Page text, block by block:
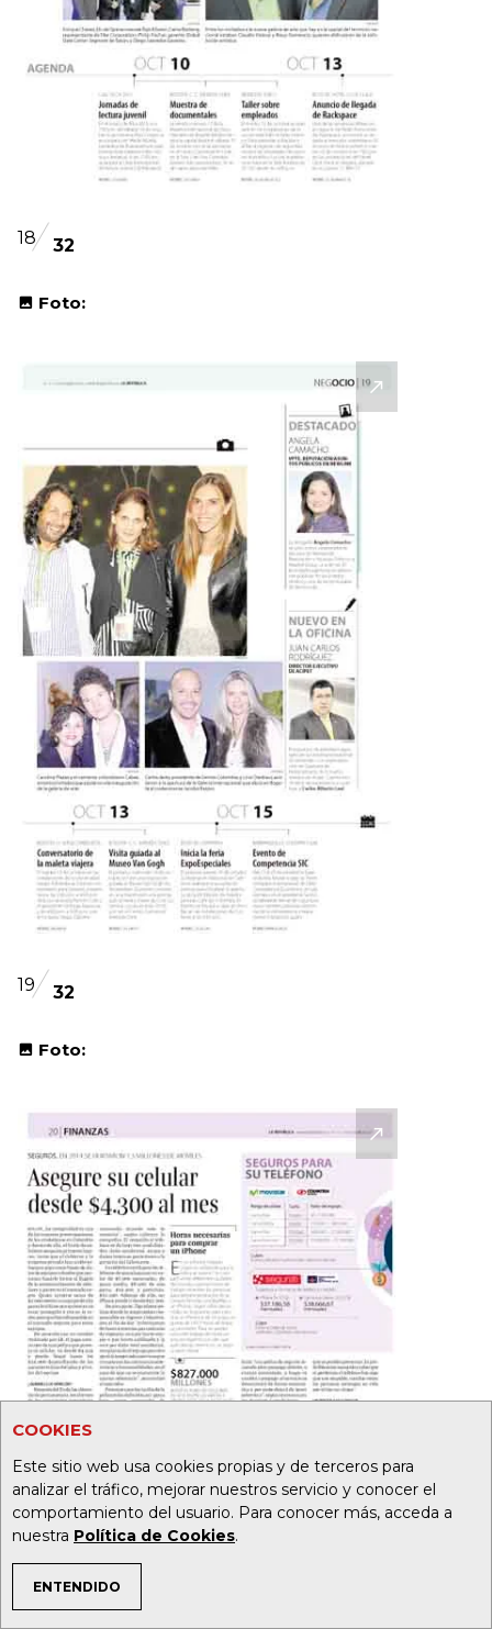
COOKIES
Este sitio web usa cookies propias y de terceros para
analizar el tráfico, mejorar nuestros servicio y conocer el
comportamiento del usuario. Para conocer más, acceda a
nuestra Política de Cookies.
ENTENDIDO
TEMAS DE INTERÉS
18 32
Foto:
19 32
Foto: